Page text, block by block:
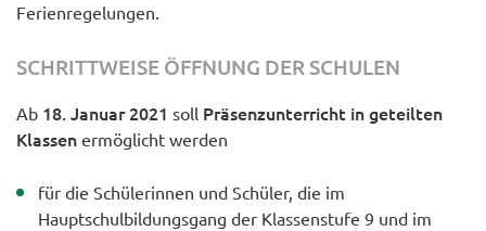
Ferienregelungen.
SCHRITTWEISE ÖFFNUNG DER SCHULEN
Ab 18. Januar 2021 soll Präsenzunterricht in geteilten
Klassen ermöglicht werden
für die Schülerinnen und Schüler, die im
Hauptschulbildungsgang der Klassenstufe 9 und im